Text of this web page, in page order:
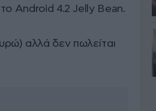
το Android 4.2 Jelly Bean.
αλλά δεν πωλείται